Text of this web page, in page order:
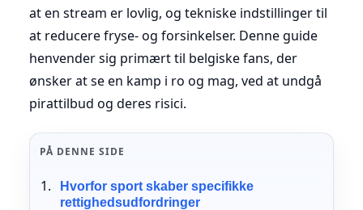
at en stream er lovlig, og tekniske indstillinger til
at reducere fryse- og forsinkelser. Denne guide
henvender sig primært til belgiske fans, der
ønsker at se en kamp i ro og mag, ved at undgå
pirattilbud og deres risici.
PÅ DENNE SIDE
Hvorfor sport skaber specifikke
rettighedsudfordringer